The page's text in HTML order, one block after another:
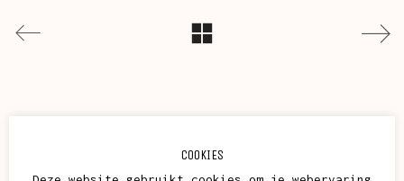
COOKIES